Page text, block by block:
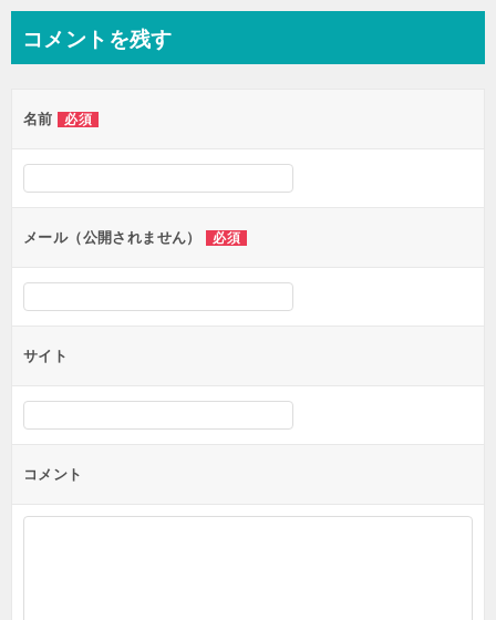
ビ
ー
シ
ン
コメントを残す
名前 必須
メール（公開されません） 必須
サイト
コメント